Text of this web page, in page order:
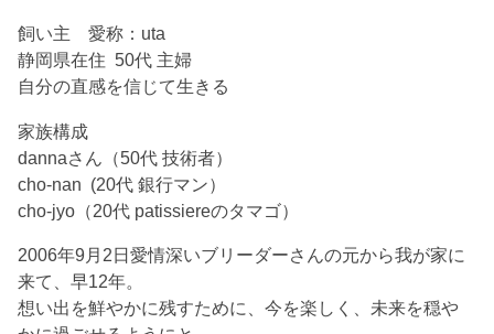
飼い主 愛称：uta
静岡県在住 50代 主婦
自分の直感を信じて生きる
家族構成
dannaさん（50代 技術者）
cho-nan (20代 銀行マン）
cho-jyo（20代 patissiereのタマゴ）
2006年9月2日愛情深いブリーダーさんの元から我が家に
来て、早12年。
想い出を鮮やかに残すために、今を楽しく、未来を穏や